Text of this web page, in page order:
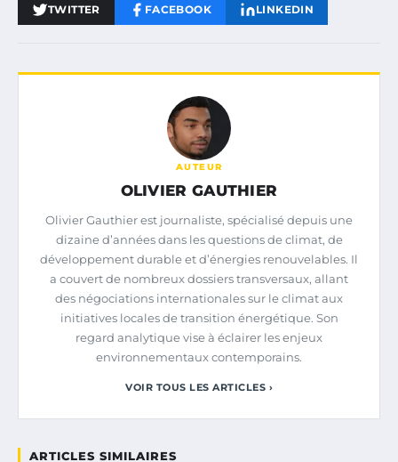
TWITTER FACEBOOK LINKEDIN
AUTEUR
OLIVIER GAUTHIER
Olivier Gauthier est journaliste, spécialisé depuis une
dizaine d’années dans les questions de climat, de
développement durable et d’énergies renouvelables. Il
a couvert de nombreux dossiers transversaux, allant
des négociations internationales sur le climat aux
initiatives locales de transition énergétique. Son
regard analytique vise à éclairer les enjeux
environnementaux contemporains.
VOIR TOUS LES ARTICLES ›
ARTICLES SIMILAIRES